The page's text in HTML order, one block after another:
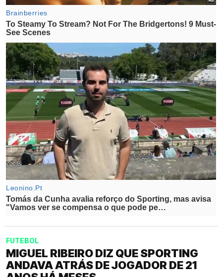
FUTEBOL
MIGUEL RIBEIRO DIZ QUE SPORTING
ANDAVA ATRÁS DE JOGADOR DE 21